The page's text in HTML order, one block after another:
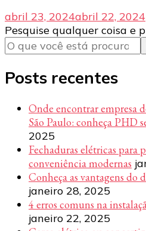
abril 23, 2024abril 22, 2024
Procurando
algo?
Pesquise qualquer coisa e
Posts recentes
Onde encontrar empresa
São Paulo: conheça PHD
2025
Fechaduras elétricas para
conveniência modernas
Conheça as vantagens
janeiro 28, 2025
4 erros comuns na
janeiro 22, 2025